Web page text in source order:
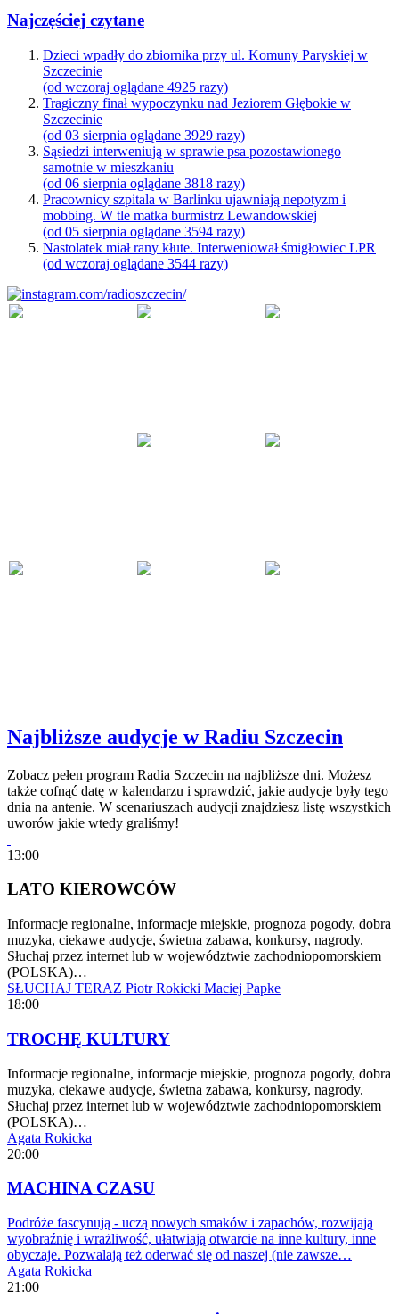
Najczęściej czytane
Dzieci wpadły do zbiornika przy ul. Komuny Paryskiej w
Szczecinie
(od wczoraj oglądane 4925 razy)
Tragiczny finał wypoczynku nad Jeziorem Głębokie w
Szczecinie
(od 03 sierpnia oglądane 3929 razy)
Sąsiedzi interweniują w sprawie psa pozostawionego
samotnie w mieszkaniu
(od 06 sierpnia oglądane 3818 razy)
Pracownicy szpitala w Barlinku ujawniają nepotyzm i
mobbing. W tle matka burmistrz Lewandowskiej
(od 05 sierpnia oglądane 3594 razy)
Nastolatek miał rany kłute. Interweniował śmigłowiec LPR
(od wczoraj oglądane 3544 razy)
Najbliższe audycje w Radiu Szczecin
Zobacz pełen program Radia Szczecin na najbliższe dni. Możesz
także cofnąć datę w kalendarzu i sprawdzić, jakie audycje były tego
dnia na antenie. W scenariuszach audycji znajdziesz listę wszystkich
uworów jakie wtedy graliśmy!
13:00
LATO KIEROWCÓW
Informacje regionalne, informacje miejskie, prognoza pogody, dobra
muzyka, ciekawe audycje, świetna zabawa, konkursy, nagrody.
Słuchaj przez internet lub w województwie zachodniopomorskiem
(POLSKA)…
SŁUCHAJ TERAZ Piotr Rokicki Maciej Papke
18:00
TROCHĘ KULTURY
Informacje regionalne, informacje miejskie, prognoza pogody, dobra
muzyka, ciekawe audycje, świetna zabawa, konkursy, nagrody.
Słuchaj przez internet lub w województwie zachodniopomorskiem
(POLSKA)…
Agata Rokicka
20:00
MACHINA CZASU
Podróże fascynują - uczą nowych smaków i zapachów, rozwijają
wyobraźnię i wrażliwość, ułatwiają otwarcie na inne kultury, inne
obyczaje. Pozwalają też oderwać się od naszej (nie zawsze…
Agata Rokicka
21:00